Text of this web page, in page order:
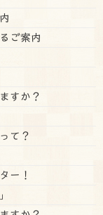
ご案内
すか？
て？
ー！